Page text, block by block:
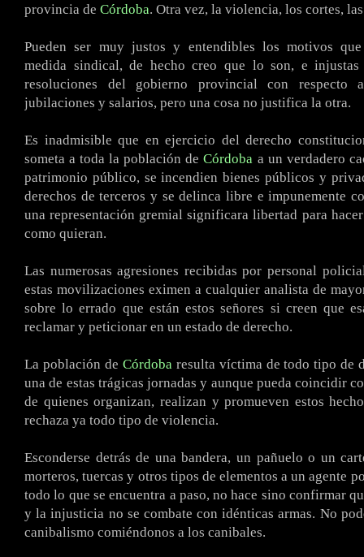
provincia de Córdoba. Otra vez, la violencia, los cortes,
Pueden ser muy justos y entendibles los motivos
medida sindical, de hecho creo que lo son, e
resoluciones del gobierno provincial con respecto
jubilaciones y salarios, pero una cosa no justifica la otra.
Es inadmisible que en ejercicio del derecho
someta a toda la población de Córdoba a un verdadero
patrimonio público, se incendien bienes públicos y
derechos de terceros y se delinca libre e impunemente
una representación gremial significara libertad para
como quieran.
Las numerosas agresiones recibidas por personal
estas movilizaciones eximen a cualquier analista de
sobre lo errado que están estos señores si creen que
reclamar y peticionar en un estado de derecho.
La población de Córdoba resulta víctima de todo tipo de
una de estas trágicas jornadas y aunque pueda coincidir
de quienes organizan, realizan y promueven estos
rechaza ya todo tipo de violencia.
Esconderse detrás de una bandera, un pañuelo o un
morteros, tuercas y otros tipos de elementos a un agente
todo lo que se encuentra a paso, no hace sino confirmar
y la injusticia no se combate con idénticas armas. No
canibalismo comiéndonos a los canibales.